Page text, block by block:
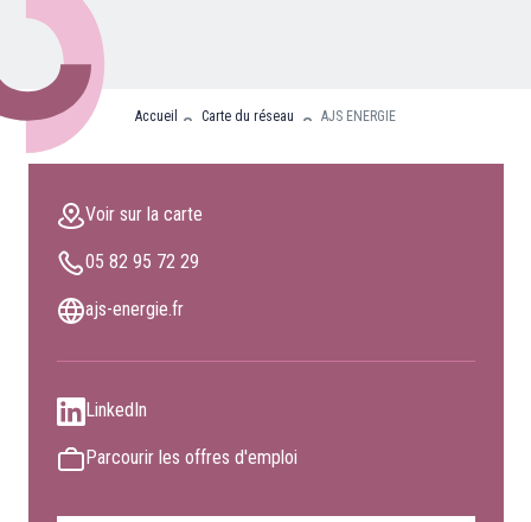
Nos partenaires
Clients professionnels
Accueil Carte du réseau AJS ENERGIE
Voir sur la carte
05 82 95 72 29
ajs-energie.fr
LinkedIn
Parcourir les offres d'emploi